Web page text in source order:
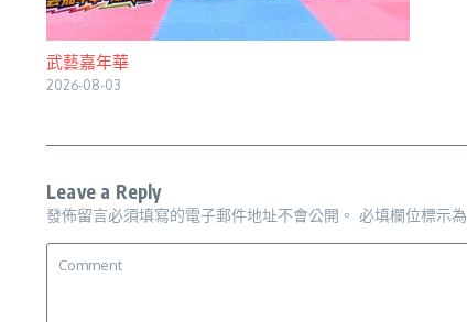
武藝嘉年華
2026-08-03
Leave a Reply
發佈留言必須填寫的電子郵件地址不會公開。 必填欄位標示為